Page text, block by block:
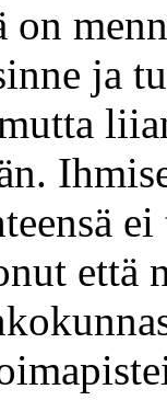
ja
että